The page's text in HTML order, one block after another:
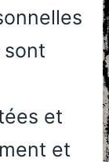
et
et